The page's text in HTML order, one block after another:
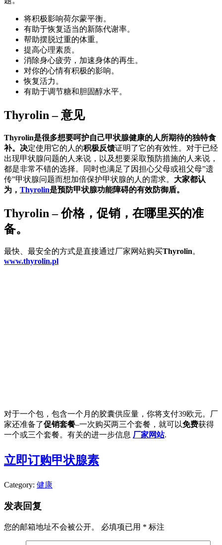
将积极影响荷尔蒙平衡。
有助于恢复适当的新陈代谢率。
帮助摆脱过重的体重。
提高心理素质。
消除身心疲劳，加速身体的再生。
对你的心情有积极的影响。
恢复活力。
有助于调节糖和胆固醇水平。
Thyrolin – 意见
Thyrolin是很多想要呵护自己甲状腺健康的人所期待的独特食
补。决定使用它的人的积极反馈证明了它的有效性。对于已经
出现甲状腺问题的人来说，以及想要采取预防措施的人来说，
都是非常不错的选择。同时也满足了因担心父母或祖父母”遗
传”甲状腺问题而想加倍保护甲状腺的人的需求。 大家都认
为， Thyrolin是预防甲状腺功能障碍的有效防御盾。
Thyrolin – 价格，促销，在哪里买的准
备。
最快、最安全的方式是直接通过厂家网站购买Thyrolin。
www.thyrolin.pl
对于一个包，包含一个月的胶囊供应量，你将支付39欧元。厂
家还准备了促销套餐–一次购买两三个套餐，就可以免费获得
一个或三个套餐。有关的进一步信息 厂家网站.
立即订购甲状腺素
Category: 健康
发表回复
您的邮箱地址不会被公开。 必填项已用 * 标注